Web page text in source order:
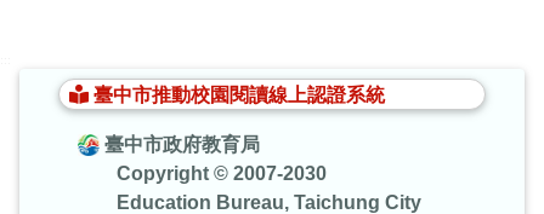
臺中市推動校園閱讀線上認證系統
臺中市政府教育局
Copyright © 2007-2030
Education Bureau, Taichung City